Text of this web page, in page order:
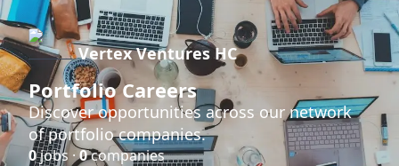
Vertex Ventures HC
Portfolio Careers
Discover opportunities across our network
of portfolio companies.
0jobs ·0companies